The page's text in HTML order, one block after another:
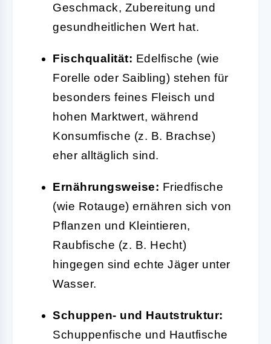
Geschmack, Zubereitung und
gesundheitlichen Wert hat.
Fischqualität: Edelfische (wie
Forelle oder Saibling) stehen für
besonders feines Fleisch und
hohen Marktwert, während
Konsumfische (z. B. Brachse)
eher alltäglich sind.
Ernährungsweise: Friedfische
(wie Rotauge) ernähren sich von
Pflanzen und Kleintieren,
Raubfische (z. B. Hecht)
hingegen sind echte Jäger unter
Wasser.
Schuppen- und Hautstruktur:
Schuppenfische und Hautfische